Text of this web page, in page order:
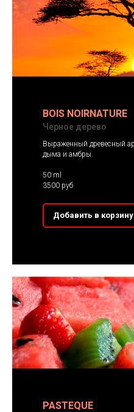
BOIS NOIRNATURE
Черное дерево
Выраженный древесный
дыма и амбры.
50 ml
3500 руб
Добавить в корзину
PASTEQUE